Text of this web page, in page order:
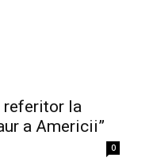
referitor la
a Americii”
0